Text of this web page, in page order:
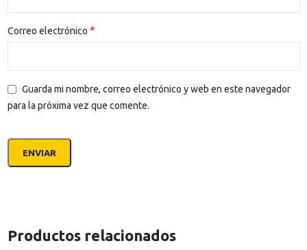
Correo electrónico *
Guarda mi nombre, correo electrónico y web en este navegador
para la próxima vez que comente.
Productos relacionados